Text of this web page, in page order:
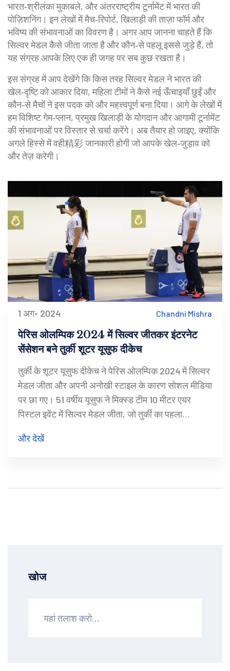
भारत‑श्रीलंका मुकाबले, और अंतरराष्ट्रीय टूर्नामेंट में भारत की
पोज़िशनिंग। इन लेखों में मैच‑रिपोर्ट, खिलाड़ी की ताज़ा फॉर्म और
भविष्य की संभावनाओं का विवरण है। अगर आप जानना चाहते हैं कि
सिल्वर मेडल कैसे जीता जाता है और कौन‑से पहलू इससे जुड़े हैं, तो
यह संग्रह आपके लिए एक ही जगह पर सब कुछ रखता है।
इस संग्रह में आप देखेंगे कि किस तरह सिल्वर मेडल ने भारत की
खेल‑दृष्टि को आकार दिया, महिला टीमों ने कैसे नई ऊँचाइयाँ छुईं और
कौन‑से मैचों ने इस पदक को और महत्त्वपूर्ण बना दिया। आगे के लेखों में
हम विशिष्ट गेम‑प्लान, प्रमुख खिलाड़ी के योगदान और आगामी टूर्नामेंट
की संभावनाओं पर विस्तार से चर्चा करेंगे। अब तैयार हो जाइए, क्योंकि
अगले हिस्से में वही精彩 जानकारी होगी जो आपके खेल‑जुड़ाव को
और तेज़ करेगी।
1 अग॰ 2024 Chandni Mishra
पेरिस ओलम्पिक 2024 में सिल्वर जीतकर इंटरनेट
सेंसेशन बने तुर्की शूटर यूसुफ दीकेच
तुर्की के शूटर यूसुफ दीकेच ने पेरिस ओलम्पिक 2024 में सिल्वर
मेडल जीता और अपनी अनोखी स्टाइल के कारण सोशल मीडिया
पर छा गए। 51 वर्षीय यूसुफ ने मिक्स्ड टीम 10 मीटर एयर
पिस्टल इवेंट में सिल्वर मेडल जीता, जो तुर्की का पहला
इंटरनेट पर लोकप्रिय बना दिया है।
और देखें
खोज